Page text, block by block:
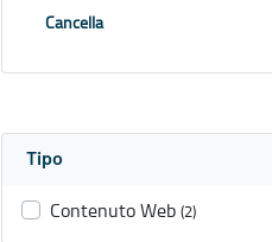
Cancella
Tipo
Contenuto Web (2)